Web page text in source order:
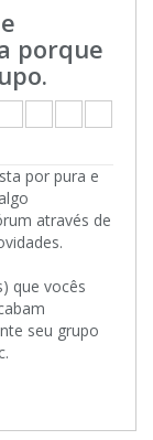
porque
por pura e
através de
que vocês
seu grupo